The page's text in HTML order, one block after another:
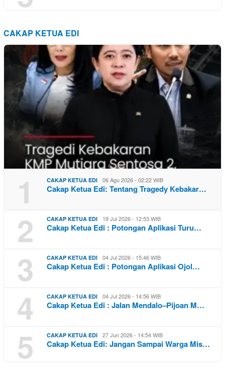
CAKAP KETUA EDI
1 CAKAP KETUA EDI 06 Agu 2026 - 02:22 WIB
Cakap Ketua Edi: Tentang Tragedy Kebakar…
2 CAKAP KETUA EDI 19 Jul 2026 - 12:53 WIB
Cakap Ketua Edi : Potongan Aplikasi Turu…
3 CAKAP KETUA EDI 04 Jul 2026 - 15:46 WIB
Cakap Ketua Edi : Potongan Aplikasi Ojol…
4 CAKAP KETUA EDI 04 Jul 2026 - 14:56 WIB
Cakap Ketua Edi : Jalan Mendalo–Pijoan M…
5 CAKAP KETUA EDI 27 Jun 2026 - 14:54 WIB
Cakap Ketua Edi: Jangan Sampai Warga Mis…